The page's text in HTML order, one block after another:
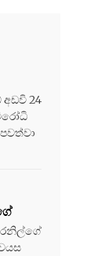
අඩවි 24
රනිල්ගේ